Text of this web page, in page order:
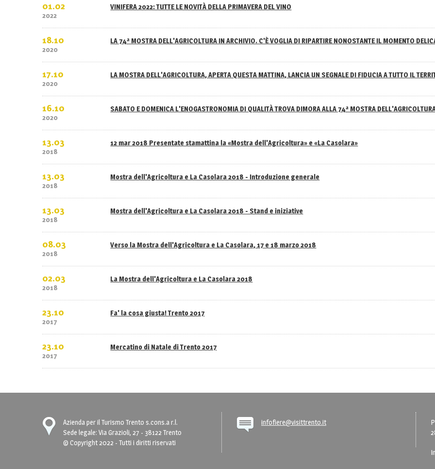
01.02
2022
VINIFERA 2022: TUTTE LE NOVITÀ DELLA PRIMAVERA DEL VINO
18.10
2020
LA 74ª MOSTRA DELL'AGRICOLTURA IN ARCHIVIO. C'È VOGLIA DI RIPARTIRE NONOSTANTE IL MOMENTO
17.10
2020
LA MOSTRA DELL'AGRICOLTURA, APERTA QUESTA MATTINA, LANCIA UN SEGNALE DI FIDUCIA A TUTTO IL
16.10
2020
SABATO E DOMENICA L'ENOGASTRONOMIA DI QUALITÀ TROVA DIMORA ALLA 74ª MOSTRA
13.03
2018
12 mar 2018 Presentate stamattina la «Mostra dell'Agricoltura» e «La Casolara»
13.03
2018
Mostra dell'Agricoltura e La Casolara 2018 - Introduzione generale
13.03
2018
Mostra dell'Agricoltura e La Casolara 2018 - Stand e iniziative
08.03
2018
Verso la Mostra dell'Agricoltura e La Casolara, 17 e 18 marzo 2018
02.03
2018
La Mostra dell'Agricoltura e La Casolara 2018
23.10
2017
Fa' la cosa giusta! Trento 2017
23.10
2017
Mercatino di Natale di Trento 2017
Azienda per il Turismo Trento s.cons.a r.l.
Sede legale: Via Grazioli, 27 - 38122 Trento
© Copyright 2022 - Tutti i diritti riservati
infofiere@visittrento.it